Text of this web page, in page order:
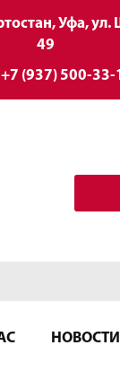
Уфа, ул.
49
+7 (937) 500-33-
НОВОСТИ